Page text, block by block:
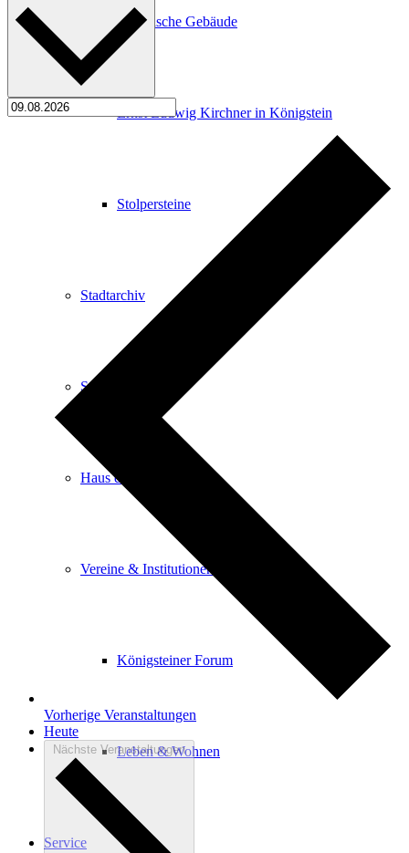
Historische Gebäude
Ernst Ludwig Kirchner in Königstein
Stolpersteine
Stadtarchiv
Stadtbibliothek
Haus der Begegnung
Vereine & Institutionen
Königsteiner Forum
Leben & Wohnen
Service
Vorherige Veranstaltungen
Heute
Nächste Veranstaltungen